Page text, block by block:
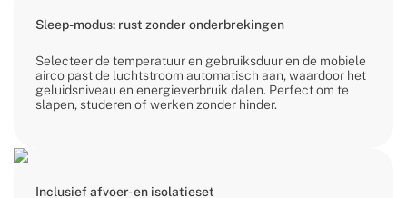
Sleep-modus: rust zonder onderbrekingen
Selecteer de temperatuur en gebruiksduur en de mobiele
airco past de luchtstroom automatisch aan, waardoor het
geluidsniveau en energieverbruik dalen. Perfect om te
slapen, studeren of werken zonder hinder.
Inclusief afvoer- en isolatieset